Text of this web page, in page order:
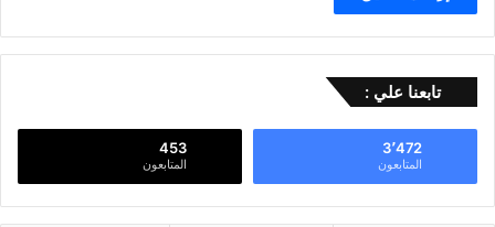
تابعنا علي :
3٬472
المتابعون
453
المتابعون